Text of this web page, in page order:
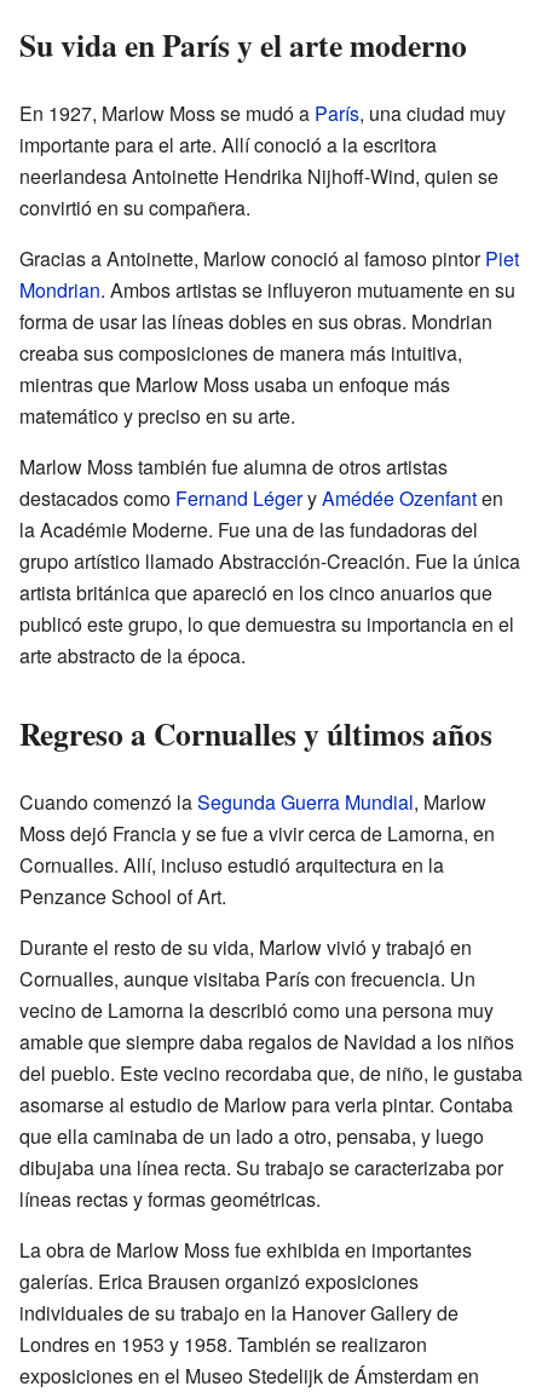
Su vida en París y el arte moderno
En 1927, Marlow Moss se mudó a París, una ciudad muy
importante para el arte. Allí conoció a la escritora
neerlandesa Antoinette Hendrika Nijhoff-Wind, quien se
convirtió en su compañera.
Gracias a Antoinette, Marlow conoció al famoso pintorPiet
Mondrian. Ambos artistas se influyeron mutuamente en su
forma de usar las líneas dobles en sus obras. Mondrian
creaba sus composiciones de manera más intuitiva,
mientras que Marlow Moss usaba un enfoque más
matemático y preciso en su arte.
Marlow Moss también fue alumna de otros artistas
destacados como Fernand LégeryAmédée Ozenfanten
la Académie Moderne. Fue una de las fundadoras del
grupo artístico llamado Abstracción-Creación. Fue la única
artista británica que apareció en los cinco anuarios que
publicó este grupo, lo que demuestra su importancia en el
arte abstracto de la época.
Regreso a Cornualles y últimos años
Cuando comenzó laSegunda Guerra Mundial, Marlow
Moss dejó Francia y se fue a vivir cerca de Lamorna, en
Cornualles. Allí, incluso estudió arquitectura en la
Penzance School of Art.
Durante el resto de su vida, Marlow vivió y trabajó en
Cornualles, aunque visitaba París con frecuencia. Un
vecino de Lamorna la describió como una persona muy
amable que siempre daba regalos de Navidad a los niños
del pueblo. Este vecino recordaba que, de niño, le gustaba
asomarse al estudio de Marlow para verla pintar. Contaba
que ella caminaba de un lado a otro, pensaba, y luego
dibujaba una línea recta. Su trabajo se caracterizaba por
líneas rectas y formas geométricas.
La obra de Marlow Moss fue exhibida en importantes
galerías. Erica Brausen organizó exposiciones
individuales de su trabajo en la Hanover Gallery de
Londres en 1953 y 1958. También se realizaron
exposiciones en el Museo Stedelijk de Ámsterdam en